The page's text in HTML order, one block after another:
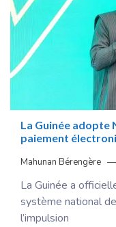
La Guinée adopte
paiement
Mahunan Bérengère
La Guinée a
système national
l’impulsion